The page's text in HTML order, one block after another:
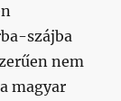
szájba
nem
magyar